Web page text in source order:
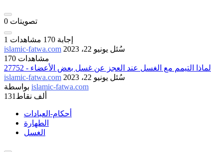
0 تصويتات
1 إجابة 170 مشاهدات
islamic-fatwa.com
سُئل يونيو 22، 2023
170 مشاهدات
27752 - لماذا التيمم مع الغسل عند العجز عن غسل بعض الأعضاء
islamic-fatwa.com
سُئل يونيو 22، 2023
islamic-fatwa.com
131ألف نقاط
أحكام-العبادات
الطهارة
الغسل